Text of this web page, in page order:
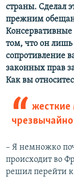
страны. Сделал
прежним
том, что он
сопротивление
законных прав
Как вы
– Я немножко
происходит во
решил перейти